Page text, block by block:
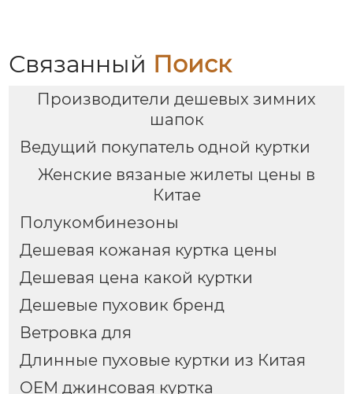
Связанный Поиск
Производители дешевых зимних
шапок
Ведущий покупатель одной куртки
Женские вязаные жилеты цены в
Китае
Полукомбинезоны
Дешевая кожаная куртка цены
Дешевая цена какой куртки
Дешевые пуховик бренд
Ветровка для
Длинные пуховые куртки из Китая
OEM джинсовая куртка